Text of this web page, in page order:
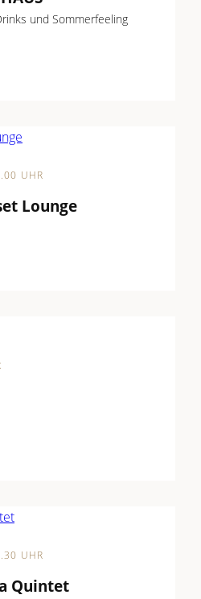
und Sommerfeeling
UHR
Lounge
UHR
Quintet